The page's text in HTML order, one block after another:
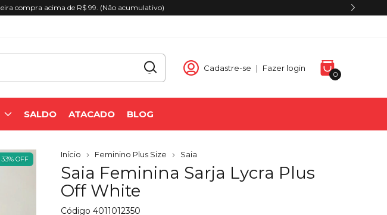
Cadastre-se | Fazer login
0
SALDO ATACADO BLOG
33% OFF Início Feminino Plus Size Saia
Saia Feminina Sarja Lycra Plus
Off White
Código 4011012350